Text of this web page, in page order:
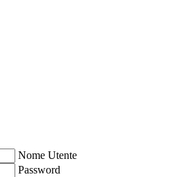
Nome Utente
Password